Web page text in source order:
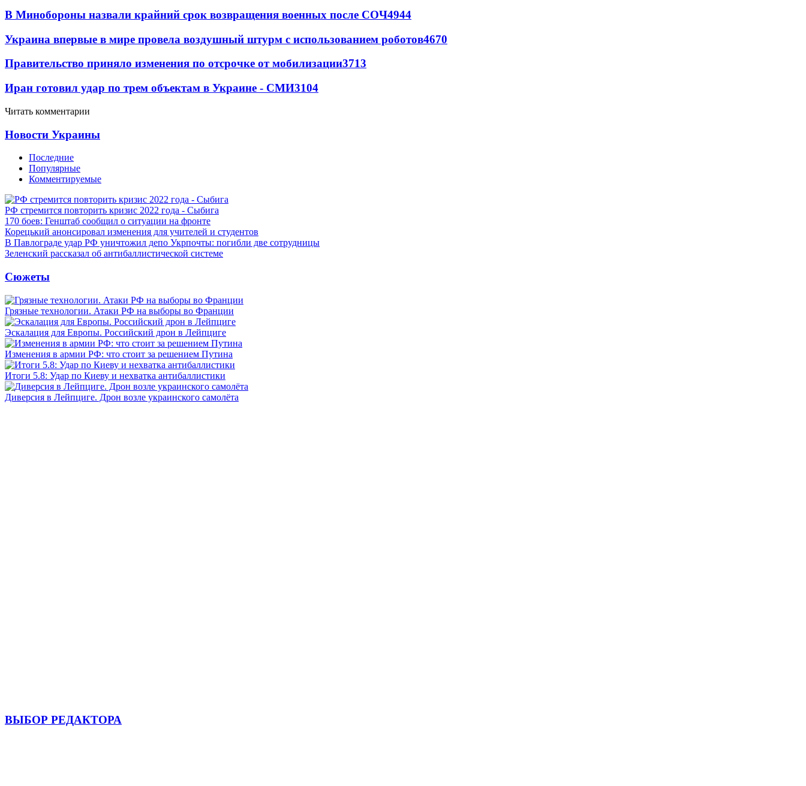
В Минобороны назвали крайний срок возвращения военных после СОЧ4944
Украина впервые в мире провела воздушный штурм с использованием роботов4670
Правительство приняло изменения по отсрочке от мобилизации3713
Иран готовил удар по трем объектам в Украине - СМИ3104
Читать комментарии
Новости Украины
Последние
Популярные
Комментируемые
РФ стремится повторить кризис 2022 года - Сыбига
170 боев: Генштаб сообщил о ситуации на фронте
Корецький анонсировал изменения для учителей и студентов
В Павлограде удар РФ уничтожил депо Укрпочты: погибли две сотрудницы
Зеленский рассказал об антибаллистической системе
Сюжеты
Грязные технологии. Атаки РФ на выборы во Франции
Эскалация для Европы. Российский дрон в Лейпциге
Изменения в армии РФ: что стоит за решением Путина
Итоги 5.8: Удар по Киеву и нехватка антибаллистики
Диверсия в Лейпциге. Дрон возле украинского самолёта
ВЫБОР РЕДАКТОРА